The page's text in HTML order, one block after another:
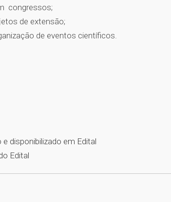
congressos;
de extensão;
de eventos científicos.
disponibilizado em Edital
Edital